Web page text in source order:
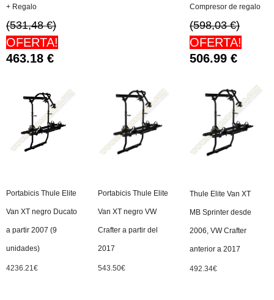
+ Regalo
(531,48 €)
OFERTA!
463.18 €
Compresor de regalo
(598,03 €)
OFERTA!
506.99 €
Portabicis Thule Elite
Van XT negro Ducato
a partir 2007 (9
unidades)
4236.21€
Portabicis Thule Elite
Van XT negro VW
Crafter a partir del
2017
543.50€
Thule Elite Van XT
MB Sprinter desde
2006, VW Crafter
anterior a 2017
492.34€